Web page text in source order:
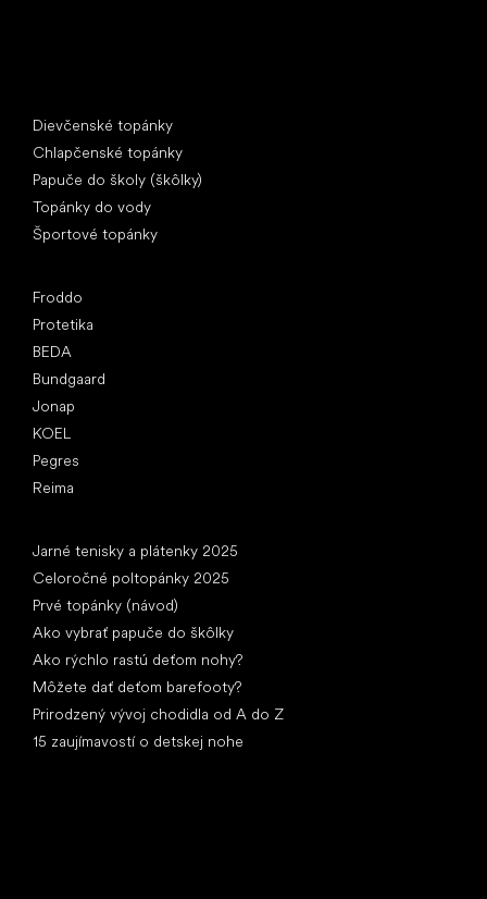
Dievčenské topánky
Chlapčenské topánky
Papuče do školy (škôlky)
Topánky do vody
Športové topánky
Froddo
Protetika
BEDA
Bundgaard
Jonap
KOEL
Pegres
Reima
Jarné tenisky a plátenky 2025
Celoročné poltopánky 2025
Prvé topánky (návod)
Ako vybrať papuče do škôlky
Ako rýchlo rastú deťom nohy?
Môžete dať deťom barefooty?
Prirodzený vývoj chodidla od A do Z
15 zaujímavostí o detskej nohe